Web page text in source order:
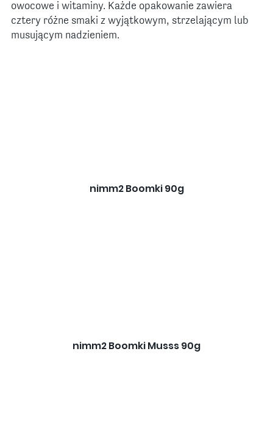
owocowe i witaminy. Każde opakowanie zawiera
cztery różne smaki z wyjątkowym, strzelającym lub
musującym nadzieniem.
nimm2 Boomki 90g
nimm2 Boomki Musss 90g